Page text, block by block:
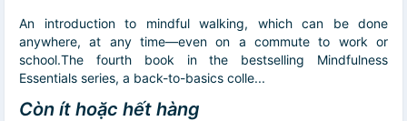
An introduction to mindful walking, which can be done
anywhere, at any time—even on a commute to work or
school.The fourth book in the bestselling Mindfulness
Essentials series, a back-to-basics colle...
Còn ít hoặc hết hàng